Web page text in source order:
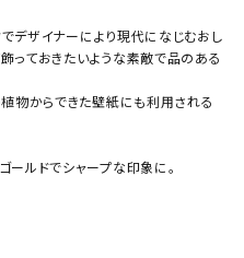
デザイナーにより現代になじむおし
っておきたいような素敵で品のある
植物からできた壁紙にも利用される
ールドでシャープな印象に。